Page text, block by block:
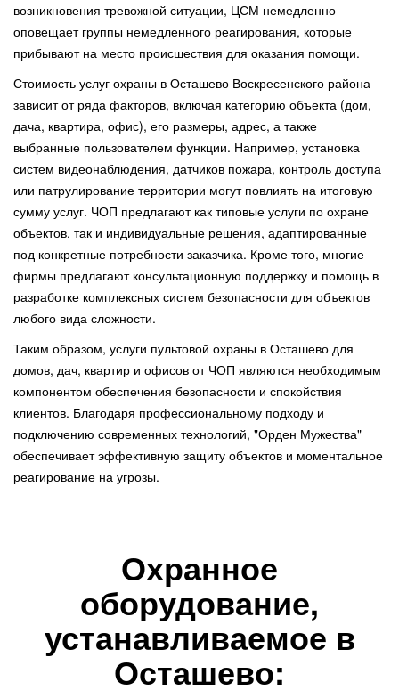
возникновения тревожной ситуации, ЦСМ немедленно
оповещает группы немедленного реагирования, которые
прибывают на место происшествия для оказания помощи.
Стоимость услуг охраны в Осташево Воскресенского района
зависит от ряда факторов, включая категорию объекта (дом,
дача, квартира, офис), его размеры, адрес, а также
выбранные пользователем функции. Например, установка
систем видеонаблюдения, датчиков пожара, контроль доступа
или патрулирование территории могут повлиять на итоговую
сумму услуг. ЧОП предлагают как типовые услуги по охране
объектов, так и индивидуальные решения, адаптированные
под конкретные потребности заказчика. Кроме того, многие
фирмы предлагают консультационную поддержку и помощь в
разработке комплексных систем безопасности для объектов
любого вида сложности.
Таким образом, услуги пультовой охраны в Осташево для
домов, дач, квартир и офисов от ЧОП являются необходимым
компонентом обеспечения безопасности и спокойствия
клиентов. Благодаря профессиональному подходу и
подключению современных технологий, "Орден Мужества"
обеспечивает эффективную защиту объектов и моментальное
реагирование на угрозы.
Охранное
оборудование,
устанавливаемое в
Осташево: